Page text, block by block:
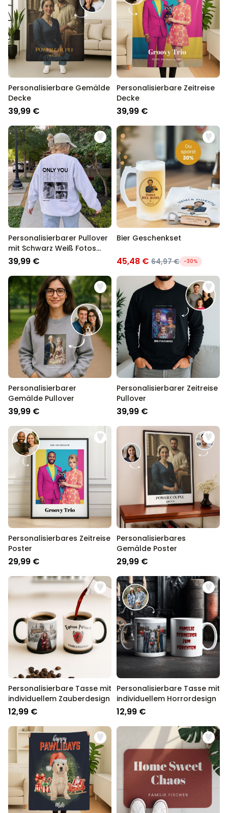
Personalisierbare Gemälde
Decke
39,99 €
Personalisierbare Zeitreise
Decke
39,99 €
Personalisierbarer Pullover
mit Schwarz Weiß Fotos
und Text
39,99 €
Bier Geschenkset
45,48 € 64,97 € -30%
Personalisierbarer
Gemälde Pullover
39,99 €
Personalisierbarer Zeitreise
Pullover
39,99 €
Personalisierbares Zeitreise
Poster
29,99 €
Personalisierbares
Gemälde Poster
29,99 €
Personalisierbare Tasse mit
individuellem Zauberdesign
12,99 €
Personalisierbare Tasse mit
individuellem Horrordesign
12,99 €